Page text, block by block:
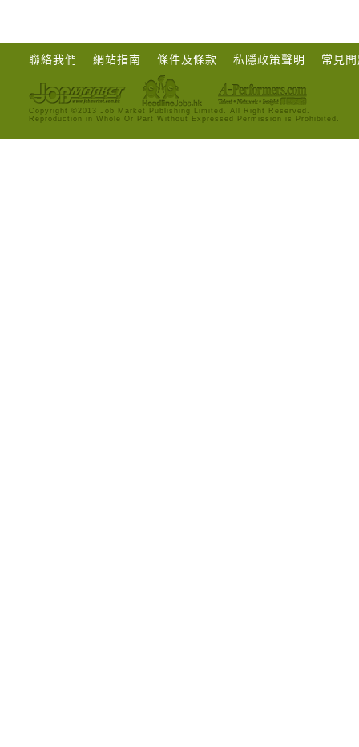
聯絡我們 網站指南 條件及條款 私隱政策聲明 常見
Copyright ©2013 Job Market Publishing Limited. All Right Reserved.
Reproduction in Whole Or Part Without Expressed Permission is Prohibited.